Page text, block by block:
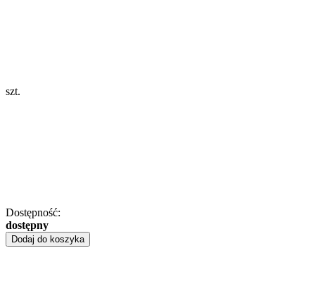
szt.
Dostępność:
dostępny
Dodaj do koszyka